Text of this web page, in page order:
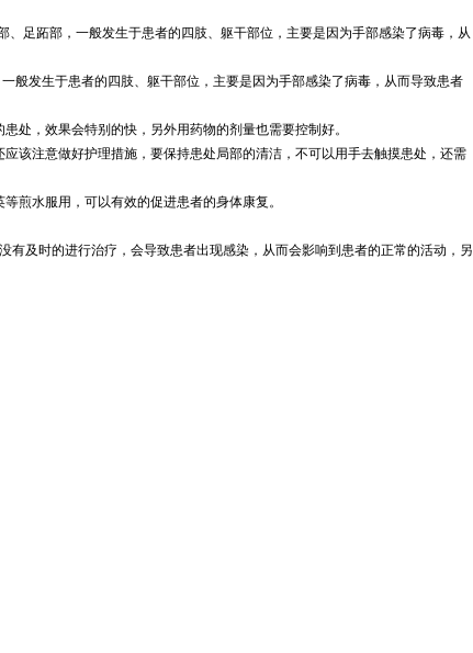
足跖部，一般发生于患者的四肢、躯干部位，主要是因为手部感染了病毒，从
般发生于患者的四肢、躯干部位，主要是因为手部感染了病毒，从而导致患者
处，效果会特别的快，另外用药物的剂量也需要控制好。
该注意做好护理措施，要保持患处局部的清洁，不可以用手去触摸患处，还需
煎水服用，可以有效的促进患者的身体康复。
及时的进行治疗，会导致患者出现感染，从而会影响到患者的正常的活动，另